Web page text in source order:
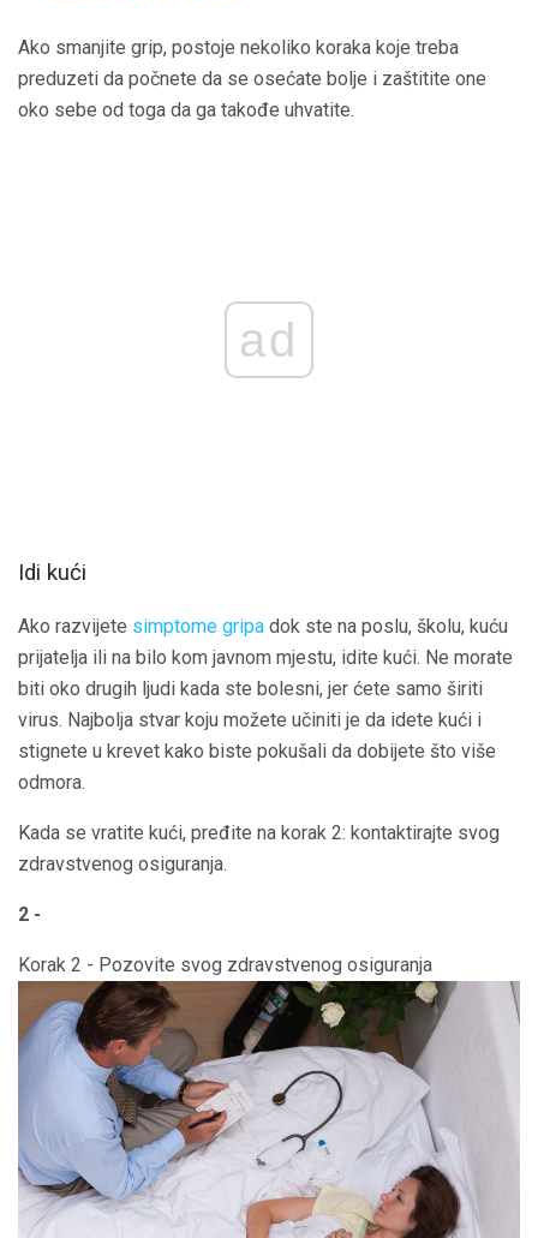
Ako smanjite grip, postoje nekoliko koraka koje treba
preduzeti da počnete da se osećate bolje i zaštitite one
oko sebe od toga da ga takođe uhvatite.
ad
Idi kući
Ako razvijete simptome gripa dok ste na poslu, školu, kuću
prijatelja ili na bilo kom javnom mjestu, idite kući. Ne morate
biti oko drugih ljudi kada ste bolesni, jer ćete samo širiti
virus. Najbolja stvar koju možete učiniti je da idete kući i
stignete u krevet kako biste pokušali da dobijete što više
odmora.
Kada se vratite kući, pređite na korak 2: kontaktirajte svog
zdravstvenog osiguranja.
2 -
Korak 2 - Pozovite svog zdravstvenog osiguranja